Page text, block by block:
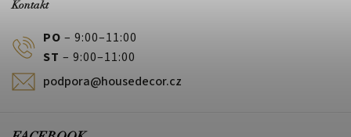
Kontakt
PO – 9:00–11:00
ST – 9:00–11:00
podpora@housedecor.cz